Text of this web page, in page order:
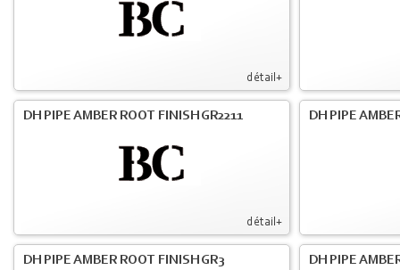
détail+
détail+
DH PIPE AMBER ROOT FINISH GR2211 DH PIPE
DH PIPE AMBER ROOT FINISH GR3 DH PIPE